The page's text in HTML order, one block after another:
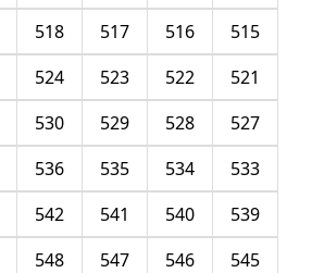
515
516
517
518
521
522
523
524
527
528
529
530
533
534
535
536
539
540
541
542
545
546
547
548